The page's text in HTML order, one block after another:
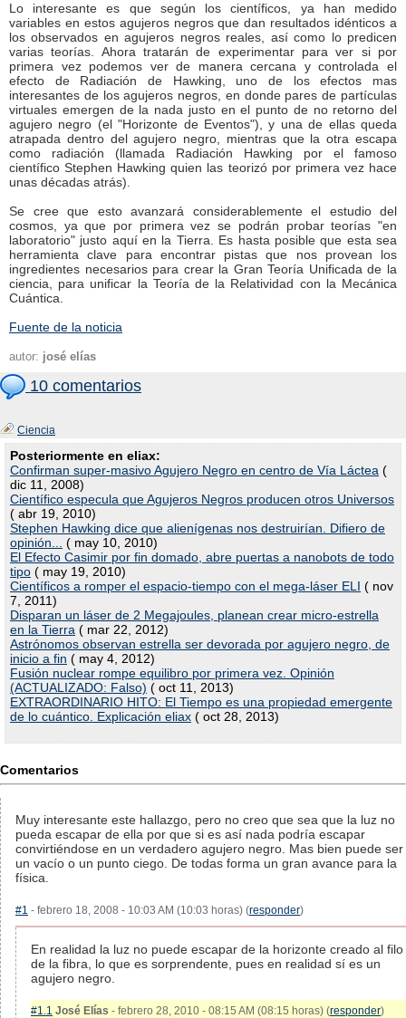
Lo interesante es que según los científicos, ya han medido
variables en estos agujeros negros que dan resultados idénticos a
los observados en agujeros negros reales, así como lo predicen
varias teorías. Ahora tratarán de experimentar para ver si por
primera vez podemos ver de manera cercana y controlada el
efecto de Radiación de Hawking, uno de los efectos mas
interesantes de los agujeros negros, en donde pares de partículas
virtuales emergen de la nada justo en el punto de no retorno del
agujero negro (el "Horizonte de Eventos"), y una de ellas queda
atrapada dentro del agujero negro, mientras que la otra escapa
como radiación (llamada Radiación Hawking por el famoso
científico Stephen Hawking quien las teorizó por primera vez hace
unas décadas atrás).
Se cree que esto avanzará considerablemente el estudio del
cosmos, ya que por primera vez se podrán probar teorías "en
laboratorio" justo aquí en la Tierra. Es hasta posible que esta sea
herramienta clave para encontrar pistas que nos provean los
ingredientes necesarios para crear la Gran Teoría Unificada de la
ciencia, para unificar la Teoría de la Relatividad con la Mecánica
Cuántica.
Fuente de la noticia
autor: josé elías
10 comentarios
Ciencia
Posteriormente en eliax:
Confirman super-masivo Agujero Negro en centro de Vía Láctea (
dic 11, 2008)
Científico especula que Agujeros Negros producen otros Universos
( abr 19, 2010)
Stephen Hawking dice que alienígenas nos destruirían. Difiero de
opinión...
( may 10, 2010)
El Efecto Casimir por fin domado, abre puertas a nanobots de todo
tipo ( may 19, 2010)
Científicos a romper el espacio-tiempo con el mega-láser ELI ( nov
7, 2011)
Disparan un láser de 2 Megajoules, planean crear micro-estrella
en la Tierra ( mar 22, 2012)
Astrónomos observan estrella ser devorada por agujero negro, de
inicio a fin ( may 4, 2012)
Fusión nuclear rompe equilibro por primera vez. Opinión
(ACTUALIZADO: Falso) ( oct 11, 2013)
EXTRAORDINARIO HITO: El Tiempo es una propiedad emergente
de lo cuántico. Explicación eliax ( oct 28, 2013)
Comentarios
Muy interesante este hallazgo, pero no creo que sea que la luz no
pueda escapar de ella por que si es así nada podría escapar
convirtiéndose en un verdadero agujero negro. Mas bien puede ser
un vacío o un punto ciego. De todas forma un gran avance para la
física.
#1 - febrero 18, 2008 - 10:03 AM (10:03 horas) (responder)
En realidad la luz no puede escapar de la horizonte creado al filo
de la fibra, lo que es sorprendente, pues en realidad sí es un
agujero negro.
#1.1 José Elías - febrero 28, 2010 - 08:15 AM (08:15 horas) (responder)